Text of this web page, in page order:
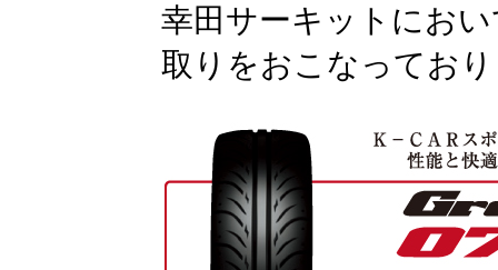
幸田サーキットにお
取りをおこなってお